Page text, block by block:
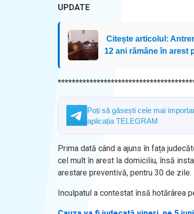
UPDATE
Citește articolul:
12 ani rămâne în arest
Poți să găsești cele mai
aplicația TELEGRAM
Prima dată când a ajuns în fața
cel mult în arest la domiciliu, însă
arestare preventivă, pentru 30 de zile.
Inculpatul a contestat însă hotărârea